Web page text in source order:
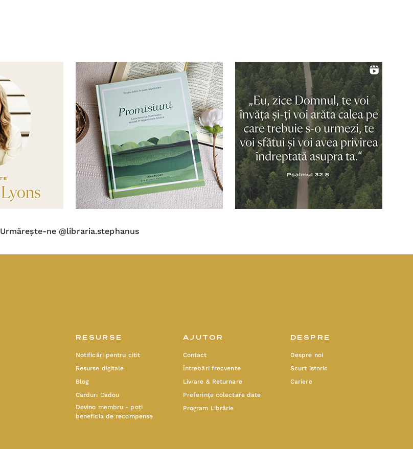
Urmărește-ne @libraria.stephanus
RESURSE
Notificări pentru citit
Resurse digitale
Blog
Carduri Cadou
Devino membru - poți
beneficia de recompense
AJUTOR
Contact
Întrebări frecvente
Livrare & Returnare
Preferinţe colectare date
Program Librărie
DESPRE
Despre noi
Scurt istoric
Cariere